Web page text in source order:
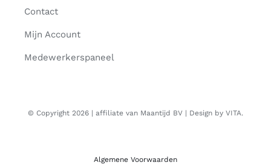
Contact
Mijn Account
Medewerkerspaneel
© Copyright 2026 | affiliate van Maantijd BV | Design by VITA.
Algemene Voorwaarden